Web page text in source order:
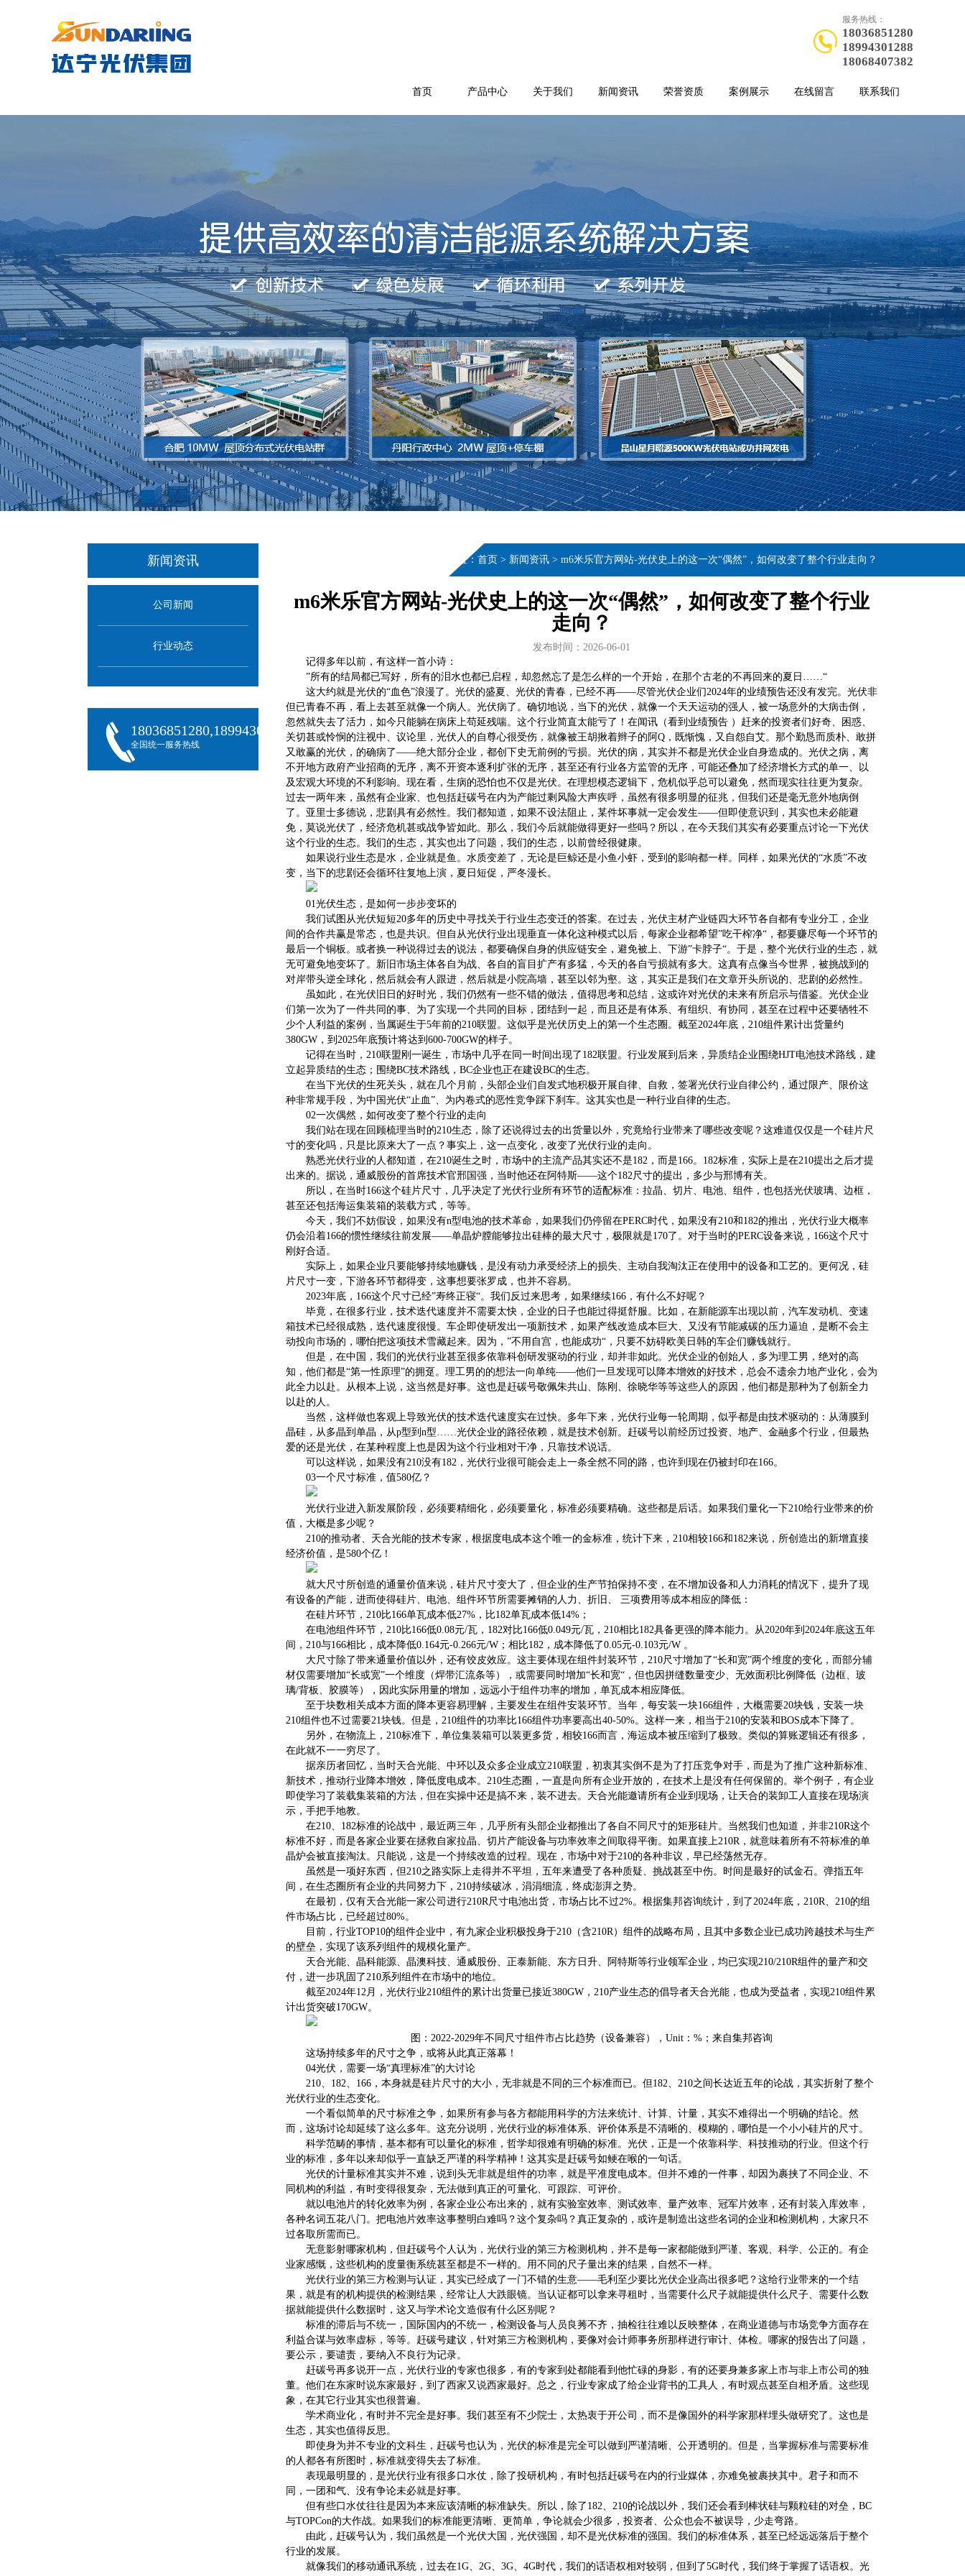
服务热线：
18036851280
18994301288
18068407382
首页 产品中心 关于我们 新闻资讯 荣誉资质 案例展示 在线留言 联系我们
新闻资讯
公司新闻
行业动态
18036851280,18994301288,18068407382
全国统一服务热线
当前位置： 首页 > 新闻资讯 > m6米乐官方网站-光伏史上的这一次“偶然”，如何改变了整个行业走向？
m6米乐官方网站-光伏史上的这一次“偶然”，如何改变了整个行业
走向？
发布时间：2026-06-01
记得多年以前，有这样一首小诗：
”所有的结局都已写好，所有的泪水也都已启程，却忽然忘了是怎么样的一个开始，在那个古老的不再回来的夏日……“
这大约就是光伏的“血色”浪漫了。光伏的盛夏、光伏的青春，已经不再——尽管光伏企业们2024年的业绩预告还没有发完。光伏非
但已青春不再，看上去甚至就像一个病人。光伏病了。确切地说，当下的光伏，就像一个天天运动的强人，被一场意外的大病击倒，
忽然就失去了活力，如今只能躺在病床上苟延残喘。这个行业简直太能亏了！在闻讯（看到业绩预告 ）赶来的投资者们好奇、困惑、
关切甚或怜悯的注视中、议论里，光伏人的自尊心很受伤，就像被王胡揪着辫子的阿Q，既惭愧，又自怨自艾。那个勤恳而质朴、敢拼
又敢赢的光伏，的确病了——绝大部分企业，都创下史无前例的亏损。光伏的病，其实并不都是光伏企业自身造成的。光伏之病，离
不开地方政府产业招商的无序，离不开资本逐利扩张的无序，甚至还有行业各方监管的无序，可能还叠加了经济增长方式的单一、以
及宏观大环境的不利影响。现在看，生病的恐怕也不仅是光伏。在理想模态逻辑下，危机似乎总可以避免，然而现实往往更为复杂。
过去一两年来，虽然有企业家、也包括赶碳号在内为产能过剩风险大声疾呼，虽然有很多明显的征兆，但我们还是毫无意外地病倒
了。亚里士多德说，悲剧具有必然性。我们都知道，如果不设法阻止，某件坏事就一定会发生——但即使意识到，其实也未必能避
免，莫说光伏了，经济危机甚或战争皆如此。那么，我们今后就能做得更好一些吗？所以，在今天我们其实有必要重点讨论一下光伏
这个行业的生态。我们的生态，其实也出了问题，我们的生态，以前曾经很健康。
如果说行业生态是水，企业就是鱼。水质变差了，无论是巨鲸还是小鱼小虾，受到的影响都一样。同样，如果光伏的“水质”不改
变，当下的悲剧还会循环往复地上演，夏日短促，严冬漫长。
01光伏生态，是如何一步步变坏的
我们试图从光伏短短20多年的历史中寻找关于行业生态变迁的答案。在过去，光伏主材产业链四大环节各自都有专业分工，企业
间的合作共赢是常态，也是共识。但自从光伏行业出现垂直一体化这种模式以后，每家企业都希望”吃干榨净“，都要赚尽每一个环节的
最后一个铜板。或者换一种说得过去的说法，都要确保自身的供应链安全，避免被上、下游”卡脖子“。于是，整个光伏行业的生态，就
无可避免地变坏了。新旧市场主体各自为战、各自的盲目扩产有多猛，今天的各自亏损就有多大。这真有点像当今世界，被挑战到的
对岸带头逆全球化，然后就会有人跟进，然后就是小院高墙，甚至以邻为壑。这，其实正是我们在文章开头所说的、悲剧的必然性。
虽如此，在光伏旧日的好时光，我们仍然有一些不错的做法，值得思考和总结，这或许对光伏的未来有所启示与借鉴。光伏企业
们第一次为了一件共同的事、为了实现一个共同的目标，团结到一起，而且还是有体系、有组织、有协同，甚至在过程中还要牺牲不
少个人利益的案例，当属诞生于5年前的210联盟。这似乎是光伏历史上的第一个生态圈。截至2024年底，210组件累计出货量约
380GW，到2025年底预计将达到600-700GW的样子。
记得在当时，210联盟刚一诞生，市场中几乎在同一时间出现了182联盟。行业发展到后来，异质结企业围绕HJT电池技术路线，建
立起异质结的生态；围绕BC技术路线，BC企业也正在建设BC的生态。
在当下光伏的生死关头，就在几个月前，头部企业们自发式地积极开展自律、自救，签署光伏行业自律公约，通过限产、限价这
种非常规手段，为中国光伏“止血”、为内卷式的恶性竞争踩下刹车。这其实也是一种行业自律的生态。
02一次偶然，如何改变了整个行业的走向
我们站在现在回顾梳理当时的210生态，除了还说得过去的出货量以外，究竟给行业带来了哪些改变呢？这难道仅仅是一个硅片尺
寸的变化吗，只是比原来大了一点？事实上，这一点变化，改变了光伏行业的走向。
熟悉光伏行业的人都知道，在210诞生之时，市场中的主流产品其实还不是182，而是166。182标准，实际上是在210提出之后才提
出来的。据说，通威股份的首席技术官邢国强，当时他还在阿特斯——这个182尺寸的提出，多少与邢博有关。
所以，在当时166这个硅片尺寸，几乎决定了光伏行业所有环节的适配标准：拉晶、切片、电池、组件，也包括光伏玻璃、边框，
甚至还包括海运集装箱的装载方式，等等。
今天，我们不妨假设，如果没有n型电池的技术革命，如果我们仍停留在PERC时代，如果没有210和182的推出，光伏行业大概率
仍会沿着166的惯性继续往前发展——单晶炉膛能够拉出硅棒的最大尺寸，极限就是170了。对于当时的PERC设备来说，166这个尺寸
刚好合适。
实际上，如果企业只要能够持续地赚钱，是没有动力承受经济上的损失、主动自我淘汰正在使用中的设备和工艺的。更何况，硅
片尺寸一变，下游各环节都得变，这事想要张罗成，也并不容易。
2023年底，166这个尺寸已经”寿终正寝“。我们反过来思考，如果继续166，有什么不好呢？
毕竟，在很多行业，技术迭代速度并不需要太快，企业的日子也能过得挺舒服。比如，在新能源车出现以前，汽车发动机、变速
箱技术已经很成熟，迭代速度很慢。车企即使研发出一项新技术，如果产线改造成本巨大、又没有节能减碳的压力逼迫，是断不会主
动投向市场的，哪怕把这项技术雪藏起来。因为，”不用自宫，也能成功“，只要不妨碍欧美日韩的车企们赚钱就行。
但是，在中国，我们的光伏行业甚至很多依靠科创研发驱动的行业，却并非如此。光伏企业的创始人，多为理工男，绝对的高
知，他们都是“第一性原理”的拥趸。理工男的的想法一向单纯——他们一旦发现可以降本增效的好技术，总会不遗余力地产业化，会为
此全力以赴。从根本上说，这当然是好事。这也是赶碳号敬佩朱共山、陈刚、徐晓华等等这些人的原因，他们都是那种为了创新全力
以赴的人。
当然，这样做也客观上导致光伏的技术迭代速度实在过快。多年下来，光伏行业每一轮周期，似乎都是由技术驱动的：从薄膜到
晶硅，从多晶到单晶，从p型到n型……光伏企业的路径依赖，就是技术创新。赶碳号以前经历过投资、地产、金融多个行业，但最热
爱的还是光伏，在某种程度上也是因为这个行业相对干净，只靠技术说话。
可以这样说，如果没有210没有182，光伏行业很可能会走上一条全然不同的路，也许到现在仍被封印在166。
03一个尺寸标准，值580亿？
光伏行业进入新发展阶段，必须要精细化，必须要量化，标准必须要精确。这些都是后话。如果我们量化一下210给行业带来的价
值，大概是多少呢？
210的推动者、天合光能的技术专家，根据度电成本这个唯一的金标准，统计下来，210相较166和182来说，所创造出的新增直接
经济价值，是580个亿！
就大尺寸所创造的通量价值来说，硅片尺寸变大了，但企业的生产节拍保持不变，在不增加设备和人力消耗的情况下，提升了现
有设备的产能，进而使得硅片、电池、组件环节所需要摊销的人力、折旧、 三项费用等成本相应的降低：
在硅片环节，210比166单瓦成本低27%，比182单瓦成本低14%；
在电池组件环节，210比166低0.08元/瓦，182对比166低0.049元/瓦，210相比182具备更强的降本能力。从2020年到2024年底这五年
间，210与166相比，成本降低0.164元-0.266元/W；相比182，成本降低了0.05元-0.103元/W 。
大尺寸除了带来通量价值以外，还有饺皮效应。这主要体现在组件封装环节，210尺寸增加了“长和宽”两个维度的变化，而部分辅
材仅需要增加“长或宽”一个维度（焊带汇流条等），或需要同时增加“长和宽“，但也因拼缝数量变少、无效面积比例降低（边框、玻
璃/背板、胶膜等），因此实际用量的增加，远远小于组件功率的增加，单瓦成本相应降低。
至于块数相关成本方面的降本更容易理解，主要发生在组件安装环节。当年，每安装一块166组件，大概需要20块钱，安装一块
210组件也不过需要21块钱。但是，210组件的功率比166组件功率要高出40-50%。这样一来，相当于210的安装和BOS成本下降了。
另外，在物流上，210标准下，单位集装箱可以装更多货，相较166而言，海运成本被压缩到了极致。类似的算账逻辑还有很多，
在此就不一一穷尽了。
据亲历者回忆，当时天合光能、中环以及众多企业成立210联盟，初衷其实倒不是为了打压竞争对手，而是为了推广这种新标准、
新技术，推动行业降本增效，降低度电成本。210生态圈，一直是向所有企业开放的，在技术上是没有任何保留的。举个例子，有企业
即使学习了装载集装箱的方法，但在实操中还是搞不来，装不进去。天合光能邀请所有企业到现场，让天合的装卸工人直接在现场演
示，手把手地教。
在210、182标准的论战中，最近两三年，几乎所有头部企业都推出了各自不同尺寸的矩形硅片。当然我们也知道，并非210R这个
标准不好，而是各家企业要在拯救自家拉晶、切片产能设备与功率效率之间取得平衡。如果直接上210R，就意味着所有不符标准的单
晶炉会被直接淘汰。只能说，这是一个持续改造的过程。现在，市场中对于210的各种非议，早已经荡然无存。
虽然是一项好东西，但210之路实际上走得并不平坦，五年来遭受了各种质疑、挑战甚至中伤。时间是最好的试金石。弹指五年
间，在生态圈所有企业的共同努力下，210持续破冰，涓涓细流，终成澎湃之势。
在最初，仅有天合光能一家公司进行210R尺寸电池出货，市场占比不过2%。根据集邦咨询统计，到了2024年底，210R、210的组
件市场占比，已经超过80%。
目前，行业TOP10的组件企业中，有九家企业积极投身于210（含210R）组件的战略布局，且其中多数企业已成功跨越技术与生产
的壁垒，实现了该系列组件的规模化量产。
天合光能、晶科能源、晶澳科技、通威股份、正泰新能、东方日升、阿特斯等行业领军企业，均已实现210/210R组件的量产和交
付，进一步巩固了210系列组件在市场中的地位。
截至2024年12月，光伏行业210组件的累计出货量已接近380GW，210产业生态的倡导者天合光能，也成为受益者，实现210组件累
计出货突破170GW。
图：2022-2029年不同尺寸组件市占比趋势（设备兼容），Unit：%；来自集邦咨询
这场持续多年的尺寸之争，或将从此真正落幕！
04光伏，需要一场“真理标准”的大讨论
210、182、166，本身就是硅片尺寸的大小，无非就是不同的三个标准而已。但182、210之间长达近五年的论战，其实折射了整个
光伏行业的生态变化。
一个看似简单的尺寸标准之争，如果所有参与各方都能用科学的方法来统计、计算、计量，其实不难得出一个明确的结论。然
而，这场讨论却延续了这么多年。这充分说明，光伏行业的标准体系、评价体系是不清晰的、模糊的，哪怕是一个小小硅片的尺寸。
科学范畴的事情，基本都有可以量化的标准，哲学却很难有明确的标准。光伏，正是一个依靠科学、科技推动的行业。但这个行
业的标准，多年以来却似乎一直缺乏严谨的科学精神！这其实是赶碳号如鲠在喉的一句话。
光伏的计量标准其实并不难，说到头无非就是组件的功率，就是平准度电成本。但并不难的一件事，却因为裹挟了不同企业、不
同机构的利益，有时变得很复杂，无法做到真正的可量化、可跟踪、可评价。
就以电池片的转化效率为例，各家企业公布出来的，就有实验室效率、测试效率、量产效率、冠军片效率，还有封装入库效率，
各种名词五花八门。把电池片效率这事整明白难吗？这个复杂吗？真正复杂的，或许是制造出这些名词的企业和检测机构，大家只不
过各取所需而已。
无意影射哪家机构，但赶碳号个人认为，光伏行业的第三方检测机构，并不是每一家都能做到严谨、客观、科学、公正的。有企
业家感慨，这些机构的度量衡系统甚至都是不一样的。用不同的尺子量出来的结果，自然不一样。
光伏行业的第三方检测与认证，其实已经成了一门不错的生意——毛利至少要比光伏企业高出很多吧？这给行业带来的一个结
果，就是有的机构提供的检测结果，经常让人大跌眼镜。当认证都可以拿来寻租时，当需要什么尺子就能提供什么尺子、需要什么数
据就能提供什么数据时，这又与学术论文造假有什么区别呢？
标准的滞后与不统一，国际国内的不统一，检测设备与人员良莠不齐，抽检往往难以反映整体，在商业道德与市场竞争方面存在
利益合谋与效率虚标，等等。赶碳号建议，针对第三方检测机构，要像对会计师事务所那样进行审计、体检。哪家的报告出了问题，
要公示，要谴责，要纳入不良行为记录。
赶碳号再多说开一点，光伏行业的专家也很多，有的专家到处都能看到他忙碌的身影，有的还要身兼多家上市与非上市公司的独
董。他们在东家时说东家最好，到了西家又说西家最好。总之，行业专家成了给企业背书的工具人，有时观点甚至自相矛盾。这些现
象，在其它行业其实也很普遍。
学术商业化，有时并不完全是好事。我们甚至有不少院士，太热衷于开公司，而不是像国外的科学家那样埋头做研究了。这也是
生态，其实也值得反思。
即使身为并不专业的文科生，赶碳号也认为，光伏的标准是完全可以做到严谨清晰、公开透明的。但是，当掌握标准与需要标准
的人都各有所图时，标准就变得失去了标准。
表现最明显的，是光伏行业有很多口水仗，除了投研机构，有时包括赶碳号在内的行业媒体，亦难免被裹挟其中。君子和而不
同，一团和气、没有争论未必就是好事。
但有些口水仗往往是因为本来应该清晰的标准缺失。所以，除了182、210的论战以外，我们还会看到棒状硅与颗粒硅的对垒，BC
与TOPCon的大作战。如果我们的标准能更清晰、更简单，争论就会少很多，投资者、公众也会不被误导，少走弯路。
由此，赶碳号认为，我们虽然是一个光伏大国，光伏强国，却不是光伏标准的强国。我们的标准体系，甚至已经远远落后于整个
行业的发展。
就像我们的移动通讯系统，过去在1G、2G、3G、4G时代，我们的话语权相对较弱，但到了5G时代，我们终于掌握了话语权。光